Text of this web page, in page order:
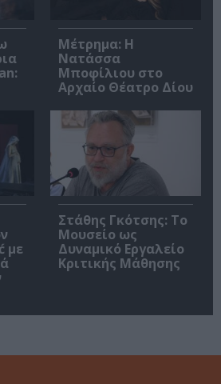
Μέτρημα: Η
Νατάσσα
Μποφίλιου στο
Αρχαίο Θέατρο Δίου
με
Στάθης Γκότσης: Το
Μουσείο ως
Δυναμικό Εργαλείο
Κριτικής Μάθησης